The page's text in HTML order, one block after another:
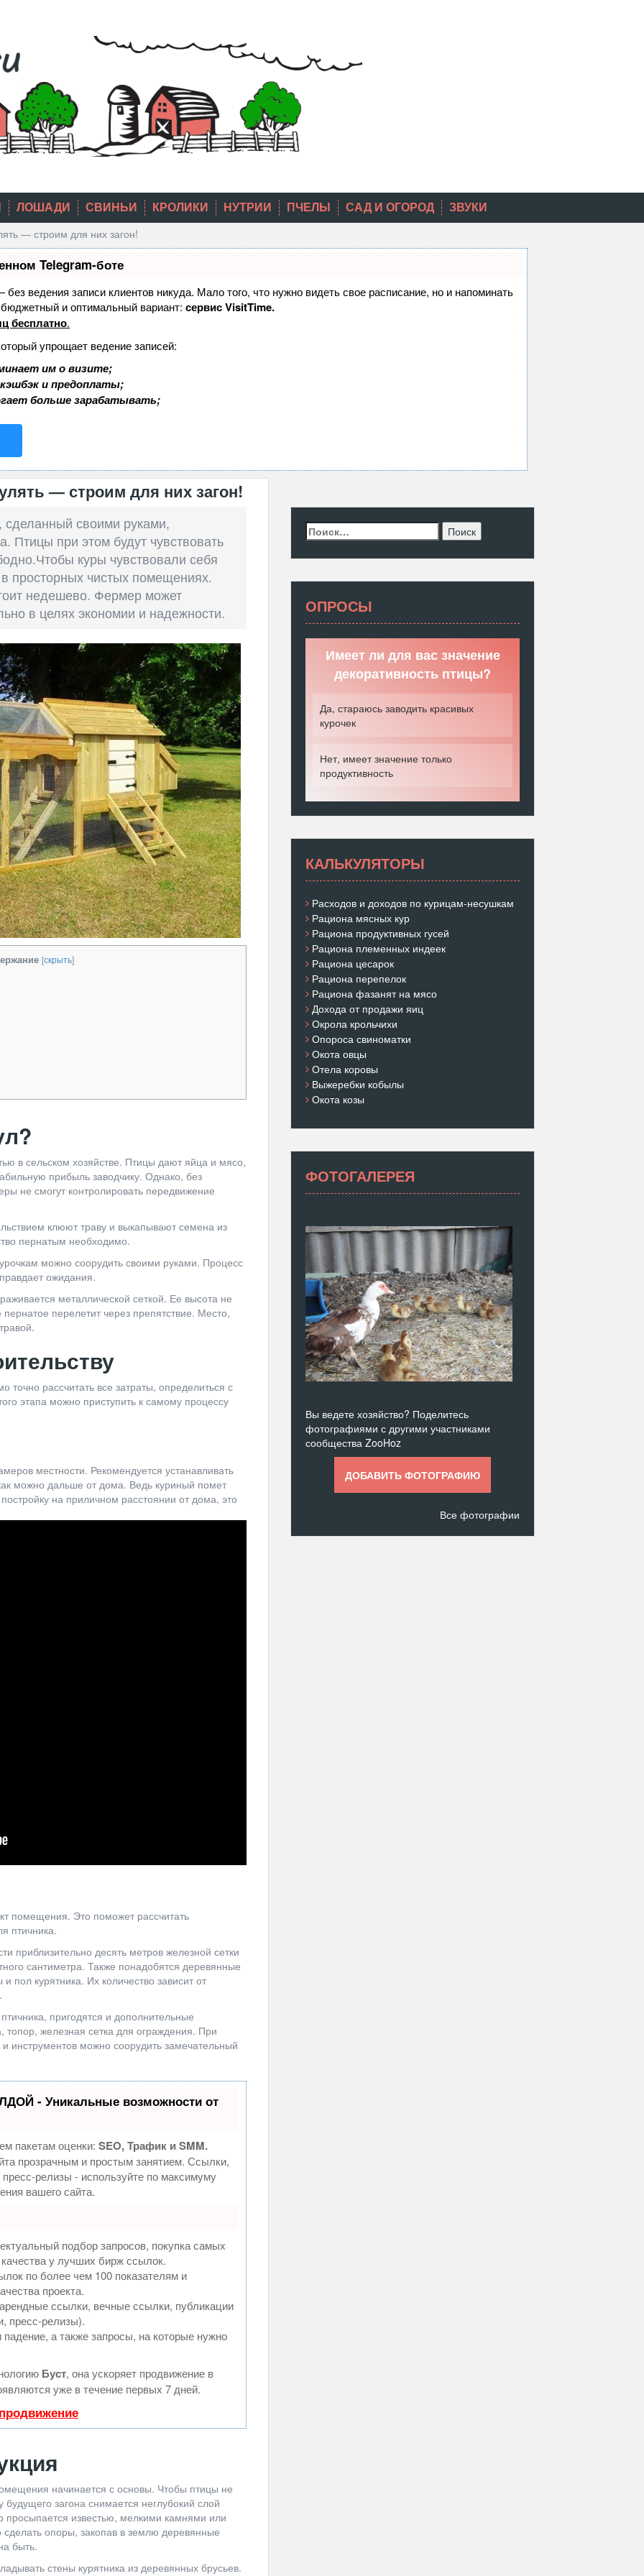
ЛОШАДИ СВИНЬИ КРОЛИКИ НУТРИИ ПЧЕЛЫ САД И ОГОРОД ЗВУКИ
— строим для них загон!
Telegram-боте
ведения записи клиентов никуда. Мало того, что нужно видеть свое расписание, но и напоминать
и оптимальный вариант: сервис VisitTime.
бесплатно.
упрощает ведение записей:
им о визите;
и предоплаты;
больше зарабатывать;
— строим для них загон!
сделанный своими руками,
Птицы при этом будут чувствовать
куры чувствовали себя
просторных чистых помещениях.
недешево. Фермер может
в целях экономии и надежности.
[скрыть]
в сельском хозяйстве. Птицы дают яйца и мясо,
прибыль заводчику. Однако, без
не смогут контролировать передвижение
клюют траву и выкапывают семена из
пернатым необходимо.
можно соорудить своими руками. Процесс
ожидания.
металлической сеткой. Ее высота не
перелетит через препятствие. Место,
точно рассчитать все затраты, определиться с
этапа можно приступить к самому процессу
местности. Рекомендуется устанавливать
можно дальше от дома. Ведь куриный помет
на приличном расстоянии от дома, это
помещения. Это поможет рассчитать
птичника.
приблизительно десять метров железной сетки
сантиметра. Также понадобятся деревянные
пол курятника. Их количество зависит от
пригодятся и дополнительные
топор, железная сетка для ограждения. При
инструментов можно соорудить замечательный
- Уникальные возможности от
пакетам оценки: SEO, Трафик и SMM.
прозрачным и простым занятием. Ссылки,
релизы - используйте по максимуму
вашего сайта.
подбор запросов, покупка самых
у лучших бирж ссылок.
по более чем 100 показателям и
проекта.
ссылки, вечные ссылки, публикации
пресс-релизы).
а также запросы, на которые нужно
Буст, она ускоряет продвижение в
уже в течение первых 7 дней.
начинается с основы. Чтобы птицы не
загона снимается неглубокий слой
просыпается известью, мелкими камнями или
опоры, закопав в землю деревянные
быть.
стены курятника из деревянных брусьев.
Найти:
ОПРОСЫ
Имеет ли для вас значение
декоративность птицы?
Да, стараюсь заводить красивых
курочек
Нет, имеет значение только
продуктивность
КАЛЬКУЛЯТОРЫ
Расходов и доходов по курицам-несушкам
Рациона мясных кур
Рациона продуктивных гусей
Рациона племенных индеек
Рациона цесарок
Рациона перепелок
Рациона фазанят на мясо
Дохода от продажи яиц
Окрола крольчихи
Опороса свиноматки
Окота овцы
Отела коровы
Выжеребки кобылы
Окота козы
ФОТОГАЛЕРЕЯ
Вы ведете хозяйство? Поделитесь
фотографиями с другими участниками
сообщества ZooHoz
ДОБАВИТЬ ФОТОГРАФИЮ
Все фотографии